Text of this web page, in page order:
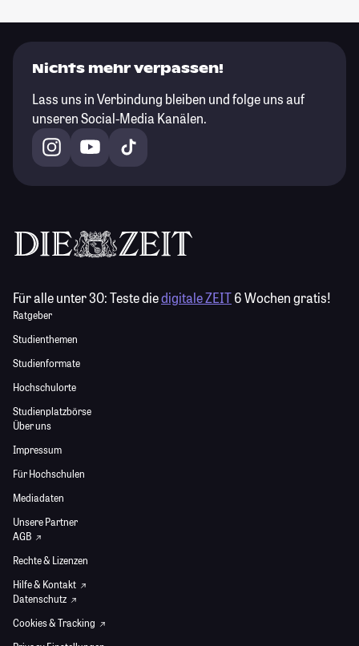
Nichts mehr verpassen!
Lass uns in Verbindung bleiben und folge uns auf
unseren Social-Media Kanälen.
Für alle unter 30:Teste diedigitale ZEIT6 Wochen gratis!
Ratgeber
Studienthemen
Studienformate
Hochschulorte
Studienplatzbörse
Über uns
Impressum
Für Hochschulen
Mediadaten
Unsere Partner
AGB
Rechte & Lizenzen
Hilfe & Kontakt
Datenschutz
Cookies & Tracking